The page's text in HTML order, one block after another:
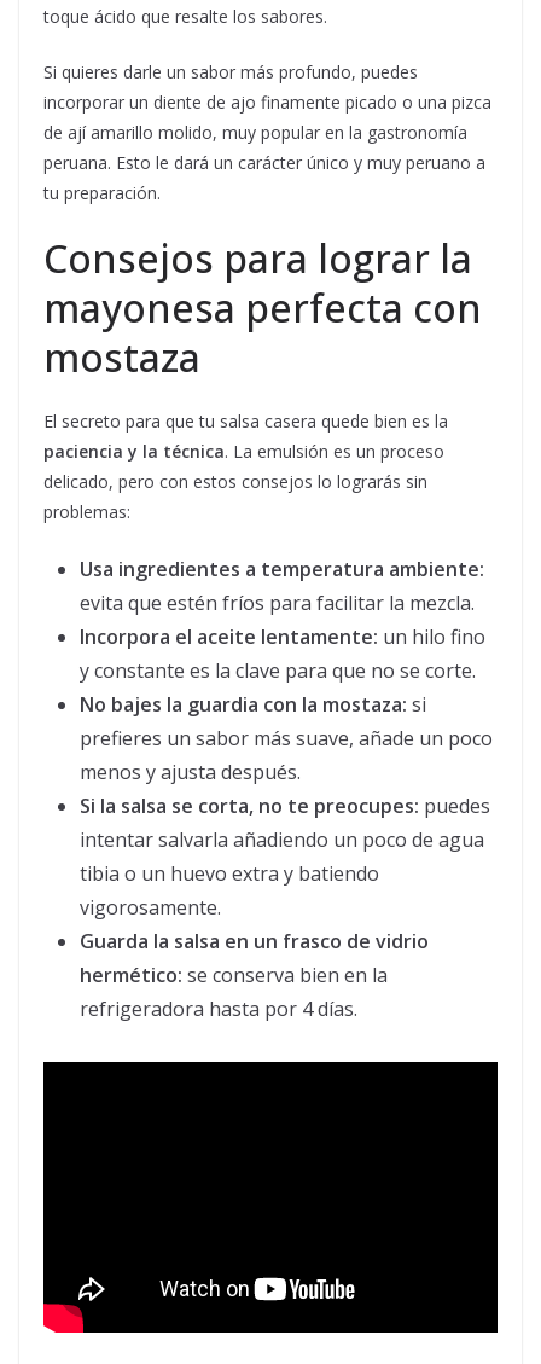
toque ácido que resalte los sabores.
Si quieres darle un sabor más profundo, puedes
incorporar un diente de ajo finamente picado o una pizca
de ají amarillo molido, muy popular en la gastronomía
peruana. Esto le dará un carácter único y muy peruano a
tu preparación.
Consejos para lograr la
mayonesa perfecta con
mostaza
El secreto para que tu salsa casera quede bien es la
paciencia y la técnica. La emulsión es un proceso
delicado, pero con estos consejos lo lograrás sin
problemas:
Usa ingredientes a temperatura ambiente:
evita que estén fríos para facilitar la mezcla.
Incorpora el aceite lentamente: un hilo fino
y constante es la clave para que no se corte.
No bajes la guardia con la mostaza: si
prefieres un sabor más suave, añade un poco
menos y ajusta después.
Si la salsa se corta, no te preocupes: puedes
intentar salvarla añadiendo un poco de agua
tibia o un huevo extra y batiendo
vigorosamente.
Guarda la salsa en un frasco de vidrio
hermético: se conserva bien en la
refrigeradora hasta por 4 días.